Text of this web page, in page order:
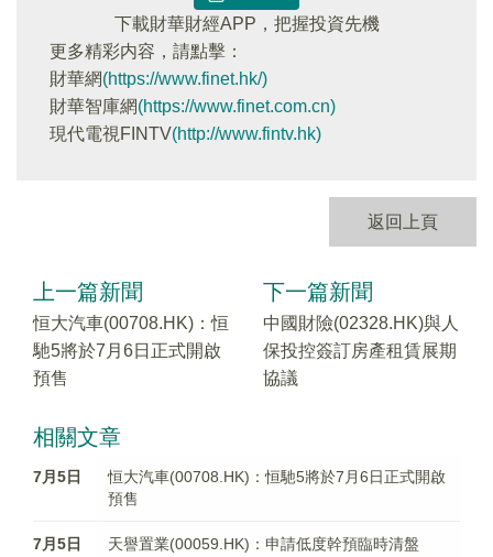
下載財華財經APP，把握投資先機
更多精彩内容，請點擊：
財華網(https://www.finet.hk/)
財華智庫網(https://www.finet.com.cn)
現代電視FINTV(http://www.fintv.hk)
返回上頁
上一篇新聞
恒大汽車(00708.HK)：恒
馳5將於7月6日正式開啟
預售
下一篇新聞
中國財險(02328.HK)與人
保投控簽訂房產租賃展期
協議
相關文章
7月5日
恒大汽車(00708.HK)：恒馳5將於7月6日正式開啟
預售
7月5日 天譽置業(00059.HK)：申請低度幹預臨時清盤